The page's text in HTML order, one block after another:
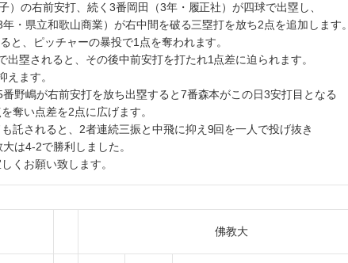
の右前安打、続く3番岡田（3年・履正社）が四球で出塁し、
・県立和歌山商業）が右中間を破る三塁打を放ち2点を追加します。
、ピッチャーの暴投で1点を奪われます。
塁されると、その後中前安打を打たれ1点差に迫られます。
えます。
野嶋が右前安打を放ち出塁すると7番森本がこの日3安打目となる
奪い点差を2点に広げます。
託されると、2者連続三振と中飛に抑え9回を一人で投げ抜き
は4-2で勝利しました。
くお願い致します。
佛教大